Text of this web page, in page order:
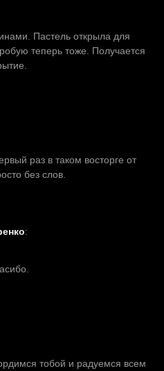
Пастель открыла для
теперь тоже. Получается
раз в таком восторге от
без слов.
:
тобой и радуемся всем